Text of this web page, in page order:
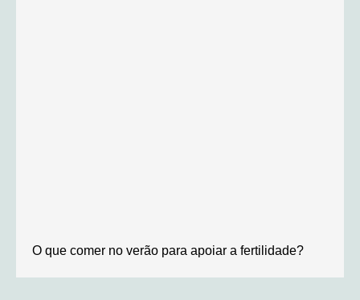
O que comer no verão para apoiar a fertilidade?